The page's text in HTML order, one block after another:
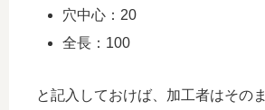
穴中心：20
全長：100
と記入しておけば、加工者はその